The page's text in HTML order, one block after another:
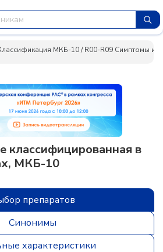
МКБ-10/R00-R09 Симптомы и
классифицированная в
МКБ-10
препаратов
Синонимы
характеристики